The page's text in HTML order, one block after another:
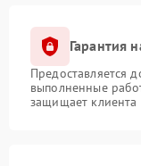
Гарантия
Предоставляется
выполненные
защищает клиента